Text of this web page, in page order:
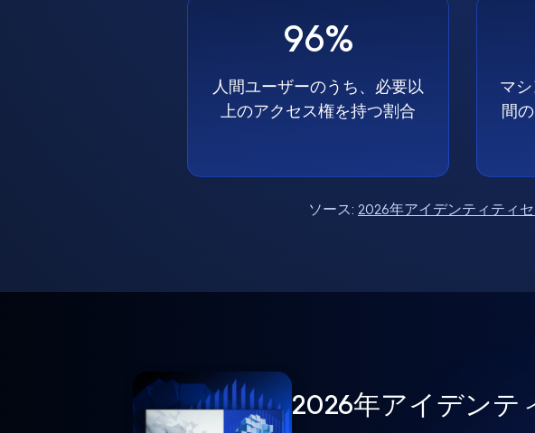
96%
人間ユーザーのうち、必要以
上のアクセス権を持つ割合
マ
間
ソース: 2026年アイデンティティ
2026年アイデンテ